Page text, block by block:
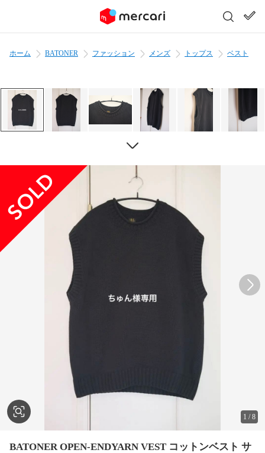
ホーム BATONER ファッション メンズ トップス ベスト
1 /8
BATONER OPEN-ENDYARN VEST コットンベスト サ